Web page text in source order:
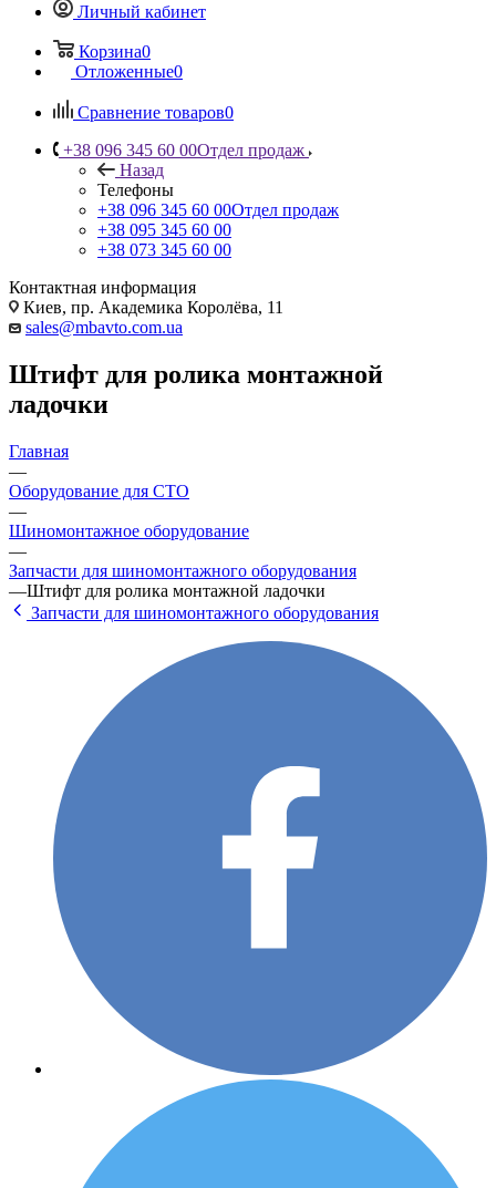
Личный кабинет
Корзина0
Отложенные0
Сравнение товаров0
+38 096 345 60 00Отдел продаж
Назад
Телефоны
+38 096 345 60 00Отдел продаж
+38 095 345 60 00
+38 073 345 60 00
Контактная информация
Киев, пр. Академика Королёва, 11
sales@mbavto.com.ua
Штифт для ролика монтажной
ладочки
Главная
—
Оборудование для СТО
—
Шиномонтажное оборудование
—
Запчасти для шиномонтажного оборудования
—Штифт для ролика монтажной ладочки
Запчасти для шиномонтажного оборудования